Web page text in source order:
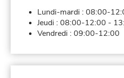
Lundi-mardi :08:00-
Jeudi :08:00-12:00 -
Vendredi :09:00-12:00